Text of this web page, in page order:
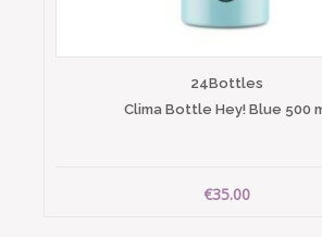
24Bottles
Clima Bottle Hey! Blue 500
€35.00